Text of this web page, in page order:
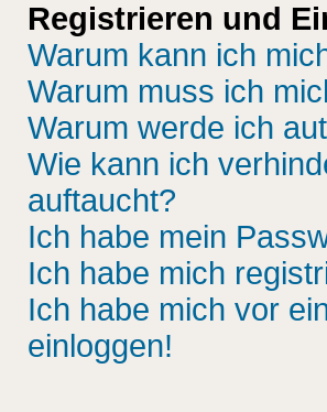
Registrieren und
Warum kann ich
Warum muss ich
Warum werde ich
Wie kann ich
auftaucht?
Ich habe mein
Ich habe mich
Ich habe mich vor
einloggen!